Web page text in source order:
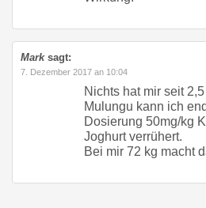
Marksagt:
7. Dezember 2017 an 10:04
Nichts hat mir seit
Mulungu kann ich
Dosierung 50mg/kg
Joghurt verrühert.
Bei mir 72 kg macht